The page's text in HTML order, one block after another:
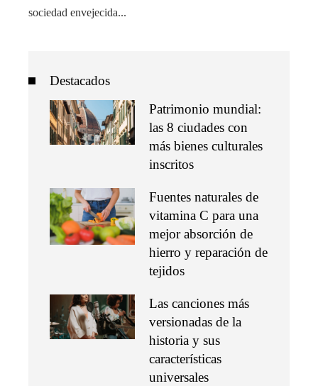
sociedad envejecida...
Destacados
Patrimonio mundial:
las 8 ciudades con
más bienes culturales
inscritos
Fuentes naturales de
vitamina C para una
mejor absorción de
hierro y reparación de
tejidos
Las canciones más
versionadas de la
historia y sus
características
universales